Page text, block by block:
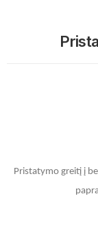
Pristatymo greitį į